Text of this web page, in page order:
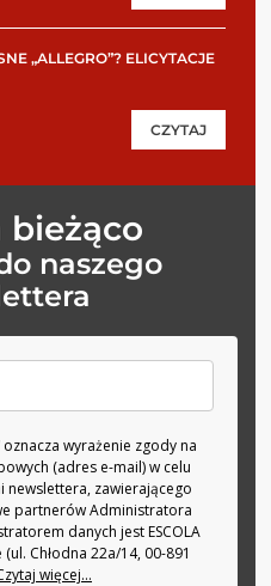
„ALLEGRO”? ELICYTACJE
CZYTAJ
bieżąco
naszego
wyrażenie zgody na
(adres e-mail) w celu
newslettera, zawierającego
partnerów Administratora
danych jest ESCOLA
Chłodna 22a/14, 00-891
więcej...